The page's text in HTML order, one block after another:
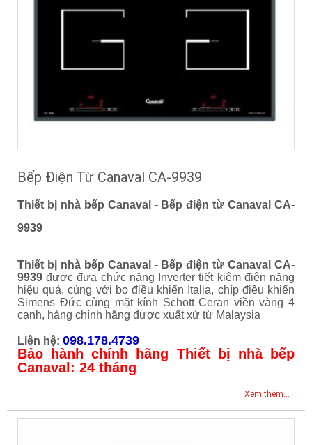
Bếp Điện Từ Canaval CA-9939
Thiết bị nhà bếp Canaval - Bếp điện từ Canaval CA-
9939
Thiết bị nhà bếp Canaval - Bếp điện từ Canaval CA-
9939 được đưa chức năng Inverter tiết kiệm điện năng
hiệu quả, cùng với bo điều khiển Italia, chíp điều khiển
Simens Đức cùng mặt kính Schott Ceran viền vàng 4
cạnh, hàng chính hãng được xuất xứ từ Malaysia
Liên hệ: 098.178.4739
Bảo hành chính hãng Thiết bị nhà bếp
Canaval: 24 tháng
Xem thêm...